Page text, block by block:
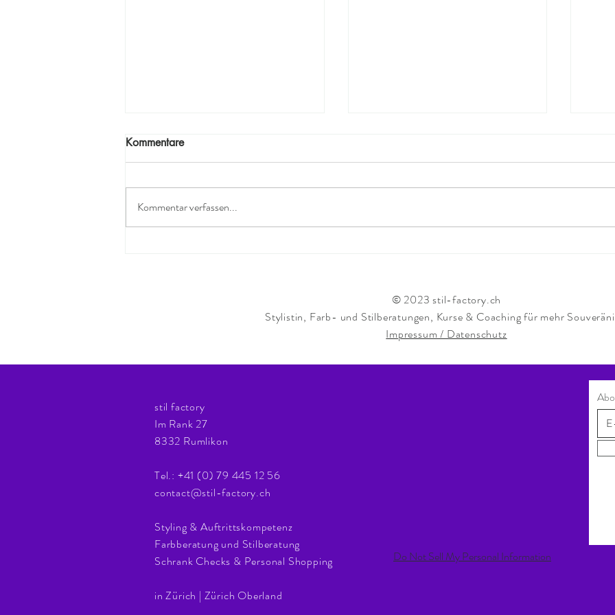
wer entscheidet alles mit?
Kommentare
Kommentar verfassen...
© 2023 stil-factory.ch
Stylistin, Farb- und Stilberatungen, Kurse & Coaching für mehr
Impressum / Datenschutz
stil factory
Im Rank 27
8332 Rumlikon
Tel.: +41 (0) 79 445 12 56
contact@stil-factory.ch
Styling & Auftrittskompetenz
Farbberatung und Stilberatung
Schrank Checks & Personal Shopping
in Zürich | Zürich Oberland
Do Not Sell My Personal Information